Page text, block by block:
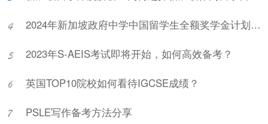
2024年新加坡政府中学中国留学生全额奖学金计划项目说明会
2023年S-AEIS考试即将开始，如何高效备考？
英国TOP10院校如何看待IGCSE成绩？
PSLE写作备考方法分享